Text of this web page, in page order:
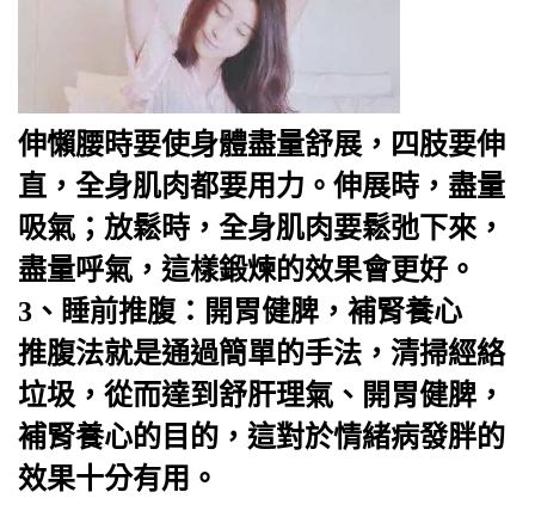
伸懶腰時要使身體盡量舒展，四肢要伸
直，全身肌肉都要用力。伸展時，盡量
吸氣；放鬆時，全身肌肉要鬆弛下來，
盡量呼氣，這樣鍛煉的效果會更好。
3、睡前推腹：開胃健脾，補腎養心
推腹法就是通過簡單的手法，清掃經絡
垃圾，從而達到舒肝理氣、開胃健脾，
補腎養心的目的，這對於情緒病發胖的
效果十分有用。